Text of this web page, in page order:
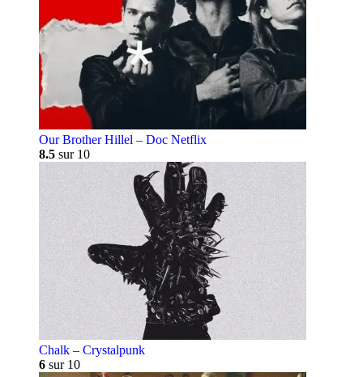
Our Brother Hillel – Doc Netflix
8.5 sur 10
Chalk – Crystalpunk
6 sur 10